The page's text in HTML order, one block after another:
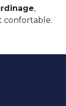
,
confortable.